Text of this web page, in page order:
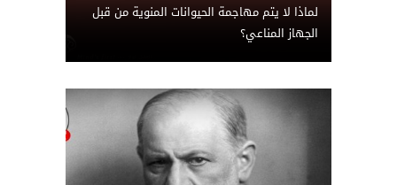
لماذا لا يتم مهاجمة الحيوانات المنوية من قبل
الجهاز المناعي؟